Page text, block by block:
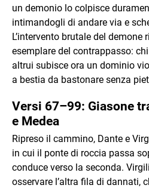
un demonio lo colpisce
intimandogli di andare via e
L’intervento brutale del
esemplare del contrappasso:
altrui subisce ora un dominio
a bestia da bastonare senza
Versi 67–99: Giasone
e Medea
Ripreso il cammino, Dante e
in cui il ponte di roccia passa
conduce verso la seconda.
osservare l’altra fila di dannati,